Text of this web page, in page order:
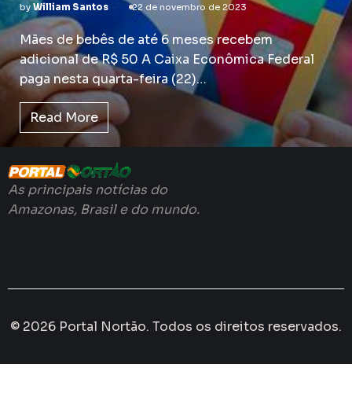
byWilliam Santos 22 de novembro de 2023
Mães de bebês de até 6 meses recebem
adicional de R$ 50 A Caixa Econômica Federal
paga nesta quarta-feira (22)…
Read More
As principais notícias do
Amazonas, Brasil e do mundo.
© 2026 Portal Nortão. Todos os direitos reservados.